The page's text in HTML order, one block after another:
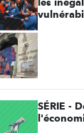
SÉRIE -